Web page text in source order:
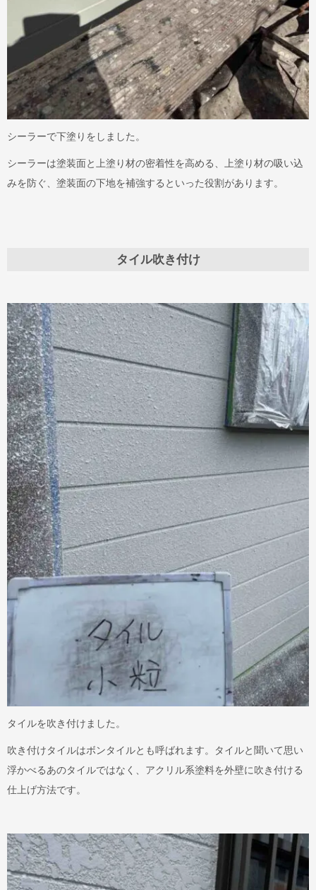
シーラーで下塗りをしました。
シーラーは塗装面と上塗り材の密着性を高める、上塗り材の吸い込
みを防ぐ、塗装面の下地を補強するといった役割があります。
タイル吹き付け
タイルを吹き付けました。
吹き付けタイルはボンタイルとも呼ばれます。タイルと聞いて思い
浮かべるあのタイルではなく、アクリル系塗料を外壁に吹き付ける
仕上げ方法です。